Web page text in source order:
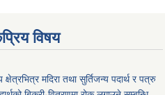
विषय
क्षेत्रभित्र मदिरा तथा सुर्तिजन्य पदार्थ र पत्रु